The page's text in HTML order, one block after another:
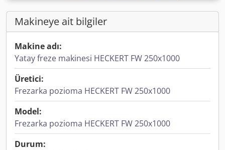
Makineye ait bilgiler
Makine adı:
Yatay freze makinesi HECKERT FW 250x1000
Üretici:
Frezarka pozioma HECKERT FW 250x1000
Model:
Frezarka pozioma HECKERT FW 250x1000
Durum: